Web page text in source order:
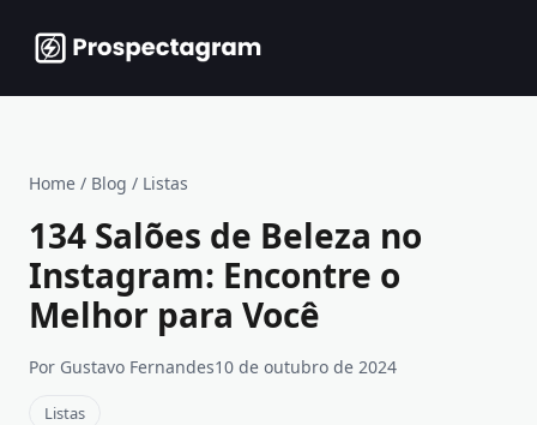
Home / Blog / Listas
134 Salões de Beleza no
Instagram: Encontre o
Melhor para Você
Por Gustavo Fernandes10 de outubro de 2024
Listas